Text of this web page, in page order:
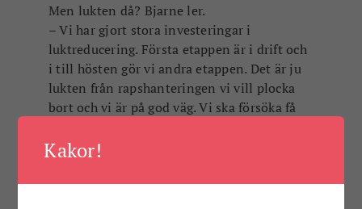
Men lukten då? Bjarne ler.
– Vi har gjort stora investeringar i
luktreducering. Första etappen är i drift och
i till hösten gör vi andra etappen. Det är ju
lukten från rapshanteringen vi vill plocka
bort och vi är på god väg. Vi ska försöka få
lovar.
Kakor!